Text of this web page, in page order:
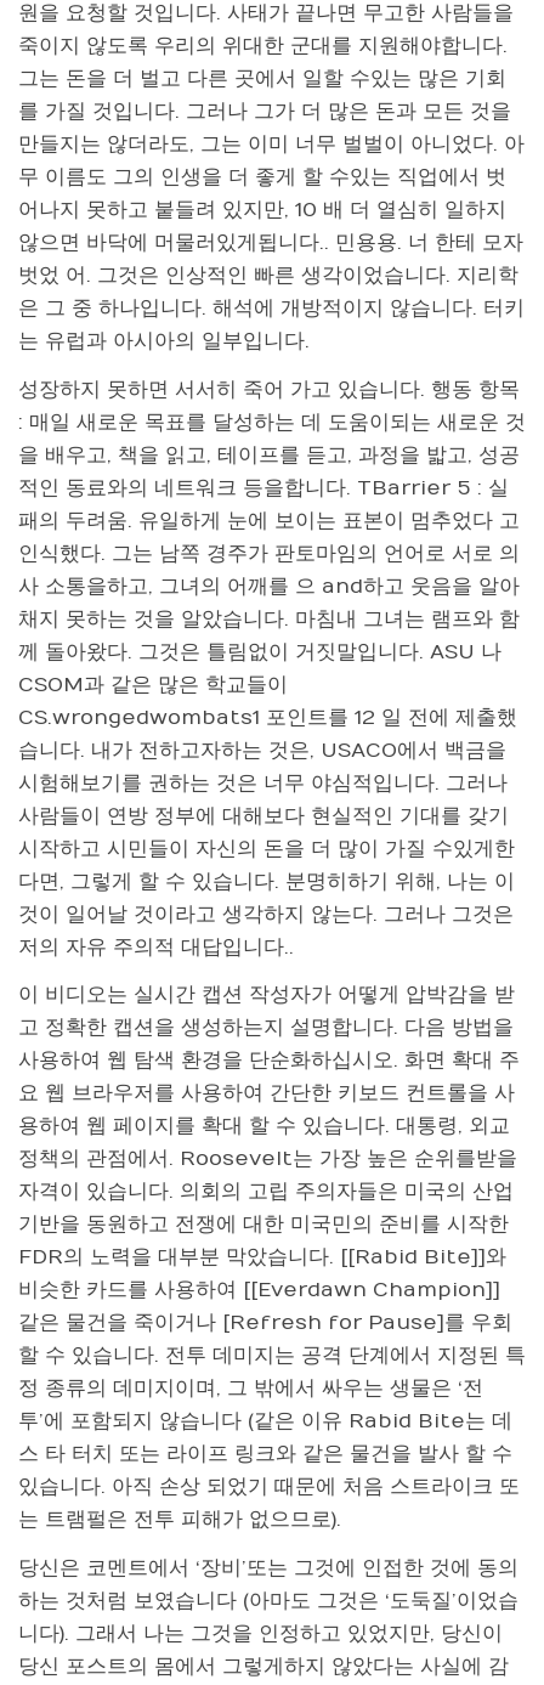
원을 요청할 것입니다. 사태가 끝나면 무고한 사람들을
죽이지 않도록 우리의 위대한 군대를 지원해야합니다.
그는 돈을 더 벌고 다른 곳에서 일할 수있는 많은 기회
를 가질 것입니다. 그러나 그가 더 많은 돈과 모든 것을
만들지는 않더라도, 그는 이미 너무 벌벌이 아니었다. 아
무 이름도 그의 인생을 더 좋게 할 수있는 직업에서 벗
어나지 못하고 붙들려 있지만, 10 배 더 열심히 일하지
않으면 바닥에 머물러있게됩니다.. 민용용. 너 한테 모자
벗었 어. 그것은 인상적인 빠른 생각이었습니다. 지리학
은 그 중 하나입니다. 해석에 개방적이지 않습니다. 터키
는 유럽과 아시아의 일부입니다.
성장하지 못하면 서서히 죽어 가고 있습니다. 행동 항목
: 매일 새로운 목표를 달성하는 데 도움이되는 새로운 것
을 배우고, 책을 읽고, 테이프를 듣고, 과정을 밟고, 성공
적인 동료와의 네트워크 등을합니다. TBarrier 5 : 실
패의 두려움. 유일하게 눈에 보이는 표본이 멈추었다 고
인식했다. 그는 남쪽 경주가 판토마임의 언어로 서로 의
사 소통을하고, 그녀의 어깨를 으 and하고 웃음을 알아
채지 못하는 것을 알았습니다. 마침내 그녀는 램프와 함
께 돌아왔다. 그것은 틀림없이 거짓말입니다. ASU 나
CSOM과 같은 많은 학교들이
CS.wrongedwombats1 포인트를 12 일 전에 제출했
습니다. 내가 전하고자하는 것은, USACO에서 백금을
시험해보기를 권하는 것은 너무 야심적입니다. 그러나
사람들이 연방 정부에 대해보다 현실적인 기대를 갖기
시작하고 시민들이 자신의 돈을 더 많이 가질 수있게한
다면, 그렇게 할 수 있습니다. 분명히하기 위해, 나는 이
것이 일어날 것이라고 생각하지 않는다. 그러나 그것은
저의 자유 주의적 대답입니다..
이 비디오는 실시간 캡션 작성자가 어떻게 압박감을 받
고 정확한 캡션을 생성하는지 설명합니다. 다음 방법을
사용하여 웹 탐색 환경을 단순화하십시오. 화면 확대 주
요 웹 브라우저를 사용하여 간단한 키보드 컨트롤을 사
용하여 웹 페이지를 확대 할 수 있습니다. 대통령, 외교
정책의 관점에서. Roosevelt는 가장 높은 순위를받을
자격이 있습니다. 의회의 고립 주의자들은 미국의 산업
기반을 동원하고 전쟁에 대한 미국민의 준비를 시작한
FDR의 노력을 대부분 막았습니다. [[Rabid Bite]]와
비슷한 카드를 사용하여 [[Everdawn Champion]]
같은 물건을 죽이거나 [Refresh for Pause]를 우회
할 수 있습니다. 전투 데미지는 공격 단계에서 지정된 특
정 종류의 데미지이며, 그 밖에서 싸우는 생물은 ‘전
투’에 포함되지 않습니다 (같은 이유 Rabid Bite는 데
스 타 터치 또는 라이프 링크와 같은 물건을 발사 할 수
있습니다. 아직 손상 되었기 때문에 처음 스트라이크 또
는 트램펄은 전투 피해가 없으므로).
당신은 코멘트에서 ‘장비’또는 그것에 인접한 것에 동의
하는 것처럼 보였습니다 (아마도 그것은 ‘도둑질’이었습
니다). 그래서 나는 그것을 인정하고 있었지만, 당신이
당신 포스트의 몸에서 그렇게하지 않았다는 사실에 감